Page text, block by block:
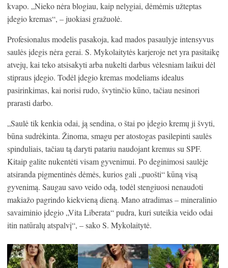
kvapo. „Nieko nėra blogiau, kaip nelygiai, dėmėmis užteptas
įdegio kremas“, – juokiasi gražuolė.
Profesionalus modelis pasakoja, kad mados pasaulyje intensyvus
saulės įdegis nėra gerai. S. Mykolaitytės karjeroje net yra pasitaikę
atvejų, kai teko atsisakyti arba nukelti darbus vėlesniam laikui dėl
stipraus įdegio. Todėl įdegio kremas modeliams idealus
pasirinkimas, kai norisi rudo, švytinčio kūno, tačiau nesinori
prarasti darbo.
„Saulė tik kenkia odai, ją sendina, o štai po įdegio kremų ji švyti,
būna sudrėkinta. Žinoma, smagu per atostogas pasilepinti saulės
spinduliais, tačiau tą daryti patariu naudojant kremus su SPF.
Kitaip galite nukentėti visam gyvenimui. Po deginimosi saulėje
atsiranda pigmentinės dėmės, kurios gali „puošti“ kūną visą
gyvenimą. Saugau savo veido odą, todėl stengiuosi nenaudoti
makiažo pagrindo kiekvieną dieną. Mano atradimas – mineralinio
savaiminio įdegio „Vita Liberata“ pudra, kuri suteikia veido odai
itin natūralų atspalvį“, – sako S. Mykolaitytė.